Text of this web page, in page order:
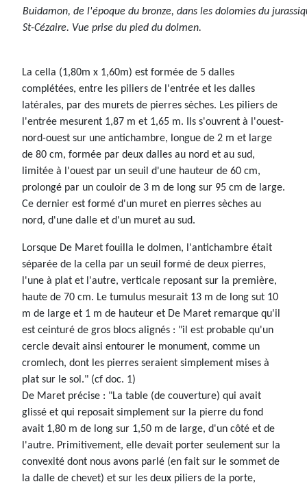
Buidamon, de l'époque du bronze, dans les dolomies du
St-Cézaire. Vue prise du pied du dolmen.
La cella (1,80m x 1,60m) est formée de 5 dalles
complétées, entre les piliers de l'entrée et les dalles
latérales, par des murets de pierres sèches. Les piliers de
l'entrée mesurent 1,87 m et 1,65 m. Ils s'ouvrent à l'ouest-
nord-ouest sur une antichambre, longue de 2 m et large
de 80 cm, formée par deux dalles au nord et au sud,
limitée à l'ouest par un seuil d'une hauteur de 60 cm,
prolongé par un couloir de 3 m de long sur 95 cm de large.
Ce dernier est formé d'un muret en pierres sèches au
nord, d'une dalle et d'un muret au sud.
Lorsque De Maret fouilla le dolmen, l'antichambre était
séparée de la cella par un seuil formé de deux pierres,
l'une à plat et l'autre, verticale reposant sur la première,
haute de 70 cm. Le tumulus mesurait 13 m de long sut 10
m de large et 1 m de hauteur et De Maret remarque qu'il
est ceinturé de gros blocs alignés : "il est probable qu'un
cercle devait ainsi entourer le monument, comme un
cromlech, dont les pierres seraient simplement mises à
plat sur le sol." (cf doc. 1)
De Maret précise : "La table (de couverture) qui avait
glissé et qui reposait simplement sur la pierre du fond
avait 1,80 m de long sur 1,50 m de large, d'un côté et de
l'autre. Primitivement, elle devait porter seulement sur la
convexité dont nous avons parlé (en fait sur le sommet de
la dalle de chevet) et sur les deux piliers de la porte,